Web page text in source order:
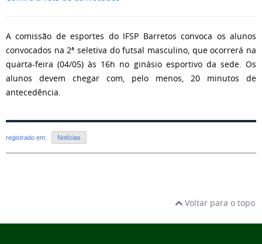
A comissão de esportes do IFSP Barretos convoca os alunos
convocados na 2ª seletiva do futsal masculino, que ocorrerá na
quarta-feira (04/05) às 16h no ginásio esportivo da sede. Os
alunos devem chegar com, pelo menos, 20 minutos de
antecedência.
registrado em: Notícias
Voltar para o topo